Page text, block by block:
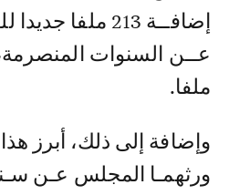
إضافــة 213
ملفا.
وإضافة إلى ذلك، أبرز هذا